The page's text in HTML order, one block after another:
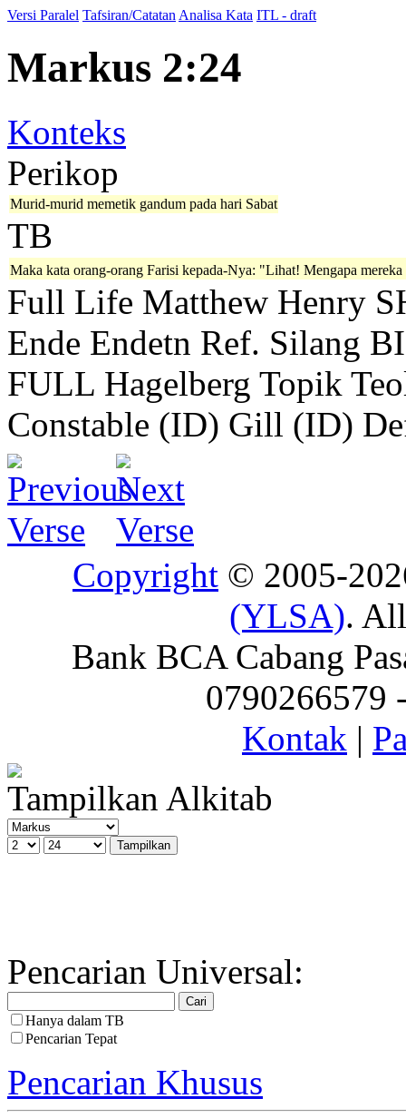
Versi Paralel Tafsiran/Catatan Analisa Kata ITL - draft
Markus 2:24
Konteks
Perikop
Murid-murid memetik gandum pada hari Sabat
TB
Maka kata orang-orang Farisi kepada-Nya: "Lihat! Mengapa
Full Life Matthew Henry
Ende Endetn Ref. Silang
FULL Hagelberg Topik
Constable (ID) Gill (ID)
Copyright © 2005-
(YLSA).
Bank BCA Cabang
0790266579
Kontak |
Tampilkan Alkitab
Pencarian Universal:
Hanya dalam TB
Pencarian Tepat
Pencarian Khusus